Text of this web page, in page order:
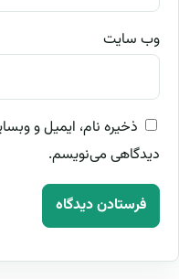
وب‌ سایت
ذخیره نام، ایمیل و
دیدگاهی می‌نویسم.